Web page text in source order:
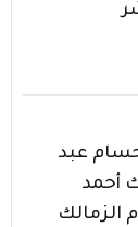
عبد
أحمد
الزمالك